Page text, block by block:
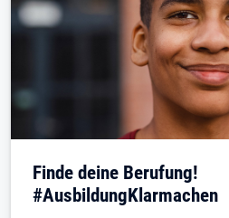
Finde deine Berufung!
#AusbildungKlarmachen